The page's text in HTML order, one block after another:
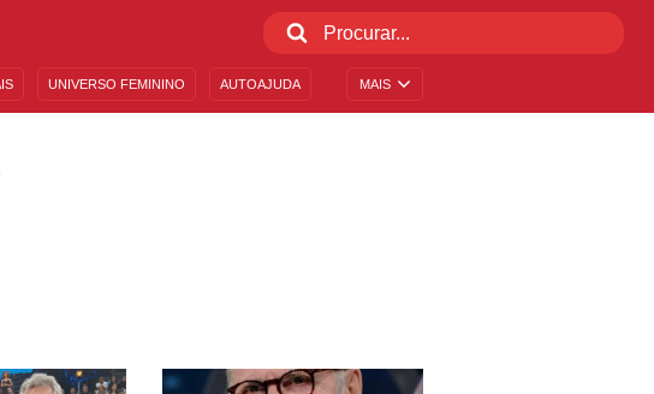
MAIS
UNIVERSO FEMININO AUTOAJUDA